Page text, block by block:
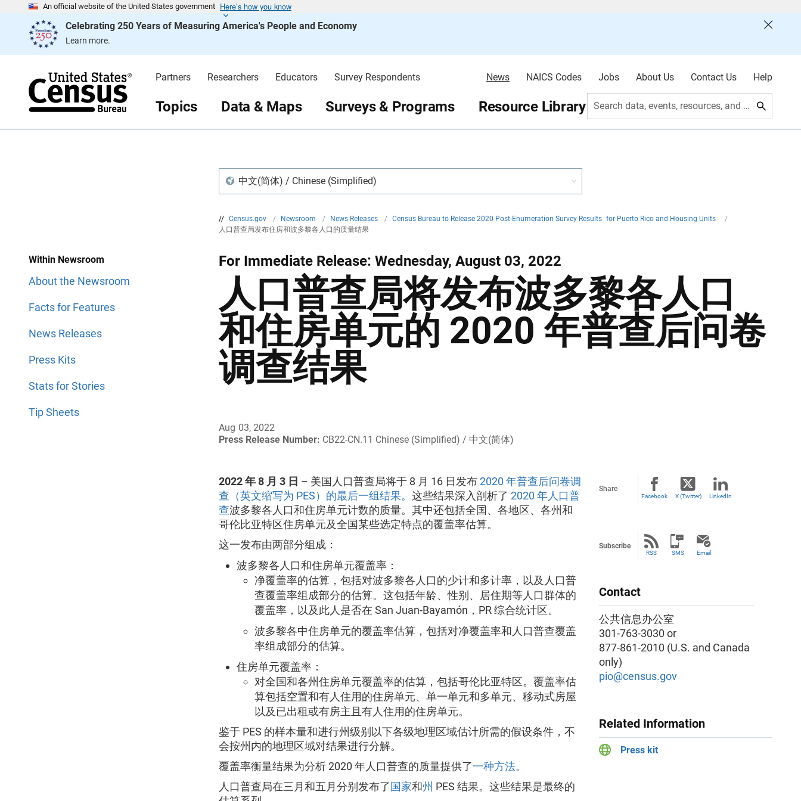
An official website of the United States government Here’s how you know
Celebrating 250 Years of Measuring America's People and Economy
Learn more.
e
Partners Researchers Educators Survey Respondents News NAICS Codes Jobs About Us Contact Us Help
Topics Data & Maps Surveys & Programs Resource Library Search data, events, resources, and more
中文(简体) / Chinese (Simplified)
// Census.gov / Newsroom / News Releases / Census Bureau to Release 2020 Post-Enumeration Survey Results for Puerto Rico and Housing Units
/
人口普查局发布住房和波多黎各人口的质量结果
a
n
Within Newsroom
About the Newsroom
Facts for Features
News Releases
Press Kits
Stats for Stories
Tip Sheets
For Immediate Release: Wednesday, August 03, 2022
人口普查局将发布波多黎各人口
和住房单元的 2020 年普查后问卷
调查结果
Aug 03, 2022
Press Release Number: CB22-CN.11 Chinese (Simplified) / 中文(简体)
2022 年 8 月 3 日 – 美国人口普查局将于 8 月 16 日发布2020 年普查后问卷调
查（英文缩写为 PES）的最后一组结果。 这些结果深入剖析了 2020 年人口普
查波多黎各人口和住房单元计数的质量。其中还包括全国、各地区、各州和
哥伦比亚特区住房单元及全国某些选定特点的覆盖率估算。
这一发布由两部分组成：
波多黎各人口和住房单元覆盖率：
净覆盖率的估算，包括对波多黎各人口的少计和多计率，以及人口普
查覆盖率组成部分的估算。这包括年龄、性别、居住期等人口群体的
覆盖率，以及此人是否在 San Juan-Bayamón，PR 综合统计区。
波多黎各中住房单元的覆盖率估算，包括对净覆盖率和人口普查覆盖
率组成部分的估算。
住房单元覆盖率：
对全国和各州住房单元覆盖率的估算，包括哥伦比亚特区。覆盖率估
算包括空置和有人住用的住房单元、单一单元和多单元、移动式房屋
以及已出租或有房主且有人住用的住房单元。
鉴于 PES 的样本量和进行州级别以下各级地理区域估计所需的假设条件，不
会按州内的地理区域对结果进行分解。
覆盖率衡量结果为分析 2020 年人口普查的质量提供了一种方法。
人口普查局在三月和五月分别发布了国家和州 PES 结果。这些结果是最终的
Share
Facebook X (Twitter) LinkedIn
Subscribe
RSS SMS Email
Contact
公共信息办公室
301-763-3030 or
877-861-2010 (U.S. and Canada
only)
pio@census.gov
Related Information
Press kit